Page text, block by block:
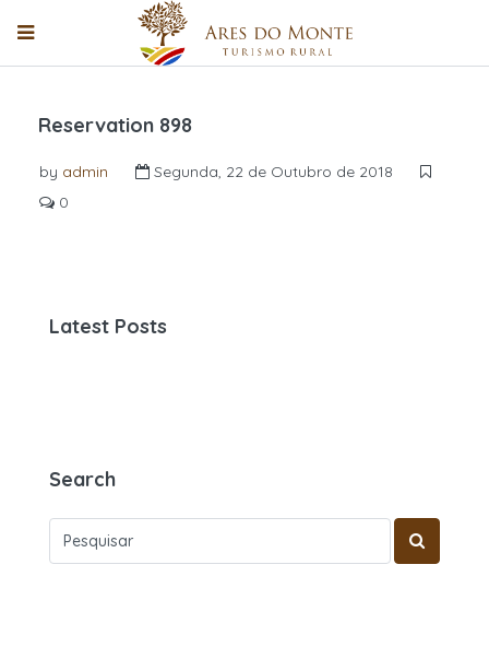
Reservation 898
by admin
Segunda, 22 de Outubro de 2018
0
Latest Posts
Search